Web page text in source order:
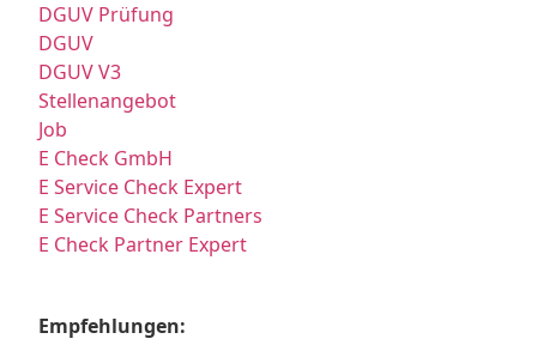
DGUV Prüfung
DGUV
DGUV V3
Stellenangebot
Job
E Check GmbH
E Service Check Expert
E Service Check Partners
E Check Partner Expert
Empfehlungen: